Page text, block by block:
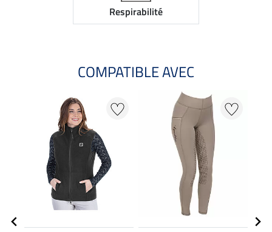
Respirabilité
COMPATIBLE AVEC